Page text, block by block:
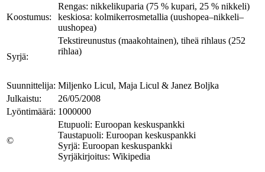
Koostumus:
Rengas: nikkelikuparia (75 % kupari, 25 % nikkeli)
keskiosa: kolmikerrosmetallia (uushopea–nikkeli–
uushopea)
Syrjä:
Tekstireunustus (maakohtainen), tiheä rihlaus (252
rihlaa)
Suunnittelija: Miljenko Licul, Maja Licul & Janez Boljka
Julkaistu:
26/05/2008
Lyöntimäärä: 1000000
©
Etupuoli: Euroopan keskuspankki
Taustapuoli: Euroopan keskuspankki
Syrjä: Euroopan keskuspankki
Syrjäkirjoitus: Wikipedia